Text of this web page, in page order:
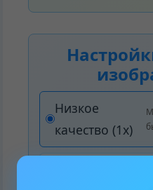
Низкое
качество (1x)